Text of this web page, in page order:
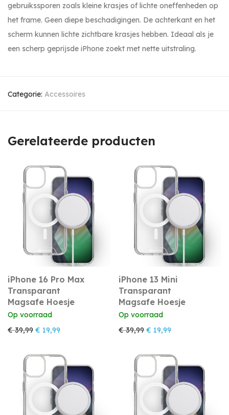
gebruikssporen zoals kleine krasjes of lichte oneffenheden op
het frame. Geen diepe beschadigingen. De achterkant en het
scherm kunnen lichte zichtbare krasjes hebben. Ideaal als je
een scherp geprijsde iPhone zoekt met nette uitstraling.
Categorie: Accessoires
Gerelateerde producten
iPhone 16 Pro Max
Transparant
Magsafe Hoesje
Op voorraad
€39,99 Oorspronkelijke prijs was: € 39,99.
€ 19,99 Huidige prijs is: € 19,99.
iPhone 13 Mini
Transparant
Magsafe Hoesje
Op voorraad
€39,99 Oorspronkelijke prijs
€ 19,99